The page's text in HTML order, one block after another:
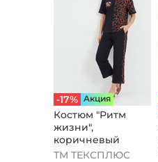
-17% Aкция
Кoстюм "Ритм
жизни",
коричневый
ТМ ТЕКСПЛЮС